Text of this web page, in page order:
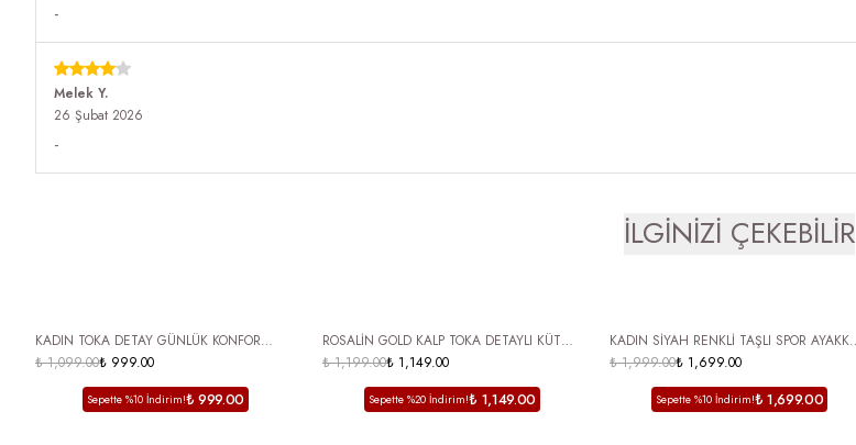
-
Melek Y.
26 Şubat 2026
-
İLGİNİZİ ÇEKEBİLİR
ÜCRETSİZ KARGO
KADIN TOKA DETAY GÜNLÜK KONFOR
SÜET TERLİK BEJ RONDA
₺ 1,099.00₺ 999.00
Sepette %10 İndirim!₺ 999.00
ÜCRETSİZ KARGO
ROSALİN GOLD KALP TOKA DETAYLI KÜT
BURUN KADIN BABET -SİYAH
₺ 1,199.00₺ 1,149.00
Sepette %20 İndirim!₺ 1,149.00
ÜCRETSİZ KARGO
KADIN SİYAH RENKLİ TAŞLI SPOR AYAKKABI
RAHAT TABAN GÜNLÜK AYAKKABI TİYONE
₺ 1,999.00₺ 1,699.00
Sepette %10 İndirim!₺ 1,699.00